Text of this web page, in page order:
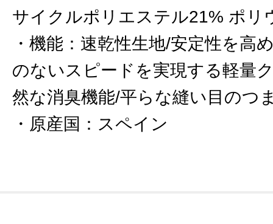
サイクルポリエステル21% ポリ
機能 ： 速乾性生地/安定性を高
のないスピードを実現する軽量
然な消臭機能/平らな縫い目のつ
原産国 ： スペイン